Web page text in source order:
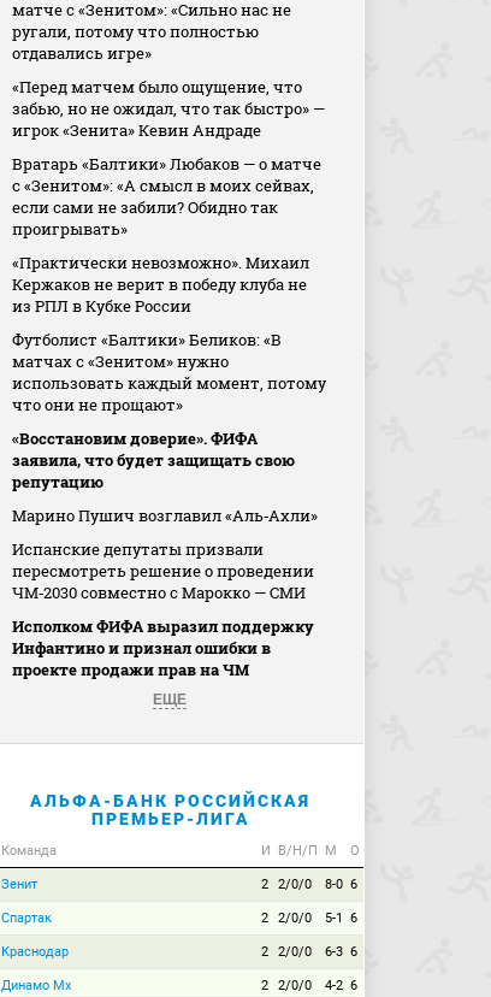
матче с «Зенитом»: «Сильно нас не
ругали, потому что полностью
отдавались игре»
«Перед матчем было ощущение, что
забью, но не ожидал, что так быстро» —
игрок «Зенита» Кевин Андраде
Вратарь «Балтики» Любаков — о матче
с «Зенитом»: «А смысл в моих сейвах,
если сами не забили? Обидно так
проигрывать»
«Практически невозможно». Михаил
Кержаков не верит в победу клуба не
из РПЛ в Кубке России
Футболист «Балтики» Беликов: «В
матчах с «Зенитом» нужно
использовать каждый момент, потому
что они не прощают»
«Восстановим доверие». ФИФА
заявила, что будет защищать свою
репутацию
Марино Пушич возглавил «Аль‑Ахли»
Испанские депутаты призвали
пересмотреть решение о проведении
ЧМ‑2030 совместно с Марокко — СМИ
Исполком ФИФА выразил поддержку
Инфантино и признал ошибки в
проекте продажи прав на ЧМ
ЕЩЕ
АЛЬФА-БАНК РОССИЙСКАЯ
ПРЕМЬЕР-ЛИГА
Команда И В/Н/П М О
Зенит 2 2/0/0 8-0 6
Спартак 2 2/0/0 5-1 6
Краснодар 2 2/0/0 6-3 6
Динамо Мх 2 2/0/0 4-2 6